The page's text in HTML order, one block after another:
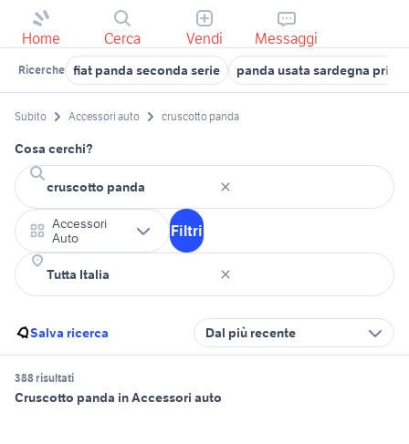
Home Cerca Vendi Messaggi
Ricerche fiat panda seconda serie panda usata sardegna
Subito Accessori auto cruscotto panda
Cosa cerchi?
Accessori
Auto
Filtri
Salva ricerca Dal più recente
388 risultati
Cruscotto panda in Accessori auto